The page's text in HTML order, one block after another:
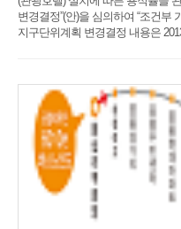
변경결정”(안)을 심의하여 “조건부
지구단위계획 변경결정 내용은